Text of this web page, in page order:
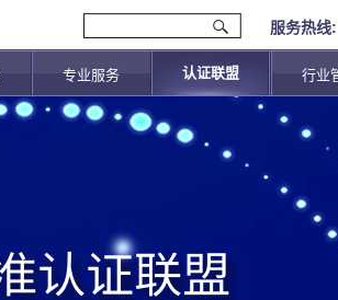
服务热线:
专业服务 认证联盟 行业